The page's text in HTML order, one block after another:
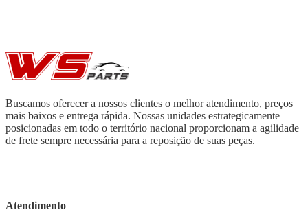
Buscamos oferecer a nossos clientes o melhor atendimento, preços
mais baixos e entrega rápida. Nossas unidades estrategicamente
posicionadas em todo o território nacional proporcionam a agilidade
de frete sempre necessária para a reposição de suas peças.
Atendimento